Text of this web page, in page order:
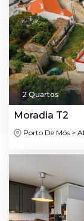
2 Quartos
Moradia T2
Porto De Mós >